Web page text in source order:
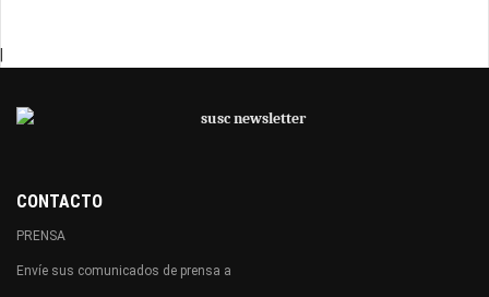
CONTACTO
PRENSA
Envíe sus comunicados de prensa a